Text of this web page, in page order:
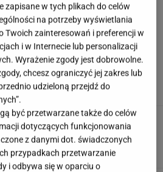
wie, że Polk jest ojczymem posłanki
się o politykę?
cię do niedostępnych osób?
mówi o powodach
zapisane w tych plikach do celów
na potrzeby wyświetlania
Twoich zainteresowań i preferencji w
i w Internecie lub personalizacji
Wyrażenie zgody jest dobrowolne.
chcesz ograniczyć jej zakres lub
udzieloną przejdź do
być przetwarzane także do celów
dotyczących funkcjonowania
z danymi dot. świadczonych
przypadkach przetwarzanie
i odbywa się w oparciu o